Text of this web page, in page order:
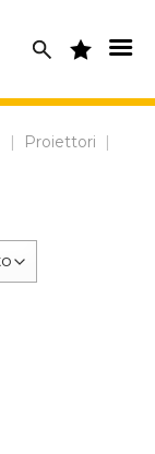
| Proiettori
|